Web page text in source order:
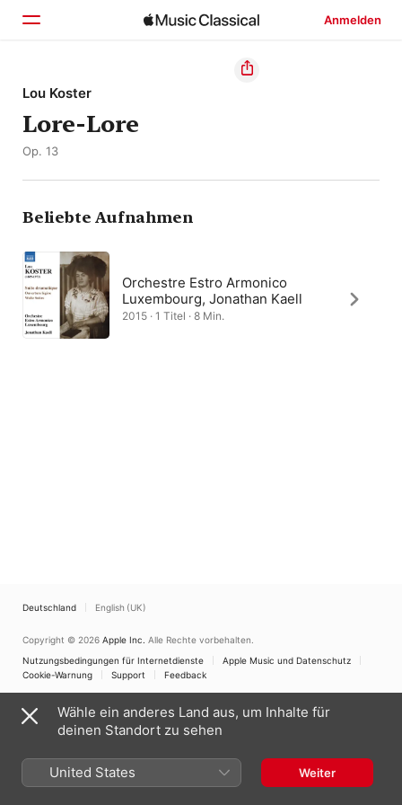
Anmelden
Startseite
Entdecken
Lou Koster
Lore-Lore
Op. 13
Beliebte Aufnahmen
Orchestre Estro Armonico
Luxembourg, Jonathan Kaell
2015 · 1 Titel · 8 Min.
Deutschland English (UK)
Copyright © 2026 Apple Inc. Alle Rechte vorbehalten.
Nutzungsbedingungen für Internetdienste
Apple Music und Datenschutz
Cookie-Warnung
Support Feedback
Wähle ein anderes Land aus, um Inhalte für
deinen Standort zu sehen
United States Weiter